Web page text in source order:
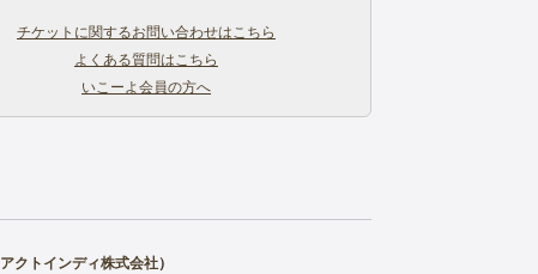
チケットに関するお問い合わせはこちら
よくある質問はこちら
いこーよ会員の方へ
アクトインディ株式会社）